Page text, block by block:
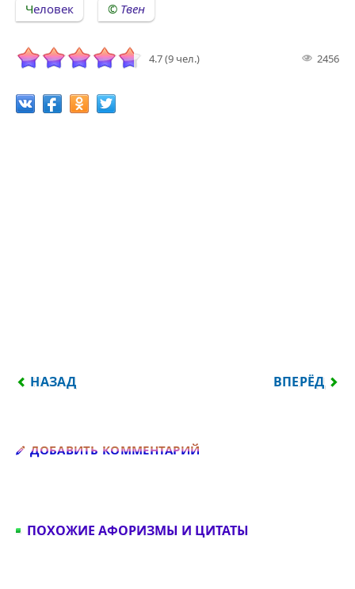
Человек Твен
4.7 (9 чел.) 2456
ПРЕДЫДУЩИЙ: НЕ ЗАБЛУЖДАЙТЕСЬ В МЫСЛИ,
НАЗАД ВПЕРЁД
ДОБАВИТЬ КОММЕНТАРИЙ
ПОХОЖИЕ АФОРИЗМЫ И ЦИТАТЫ